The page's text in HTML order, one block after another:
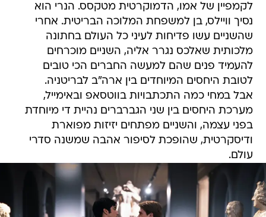
לקמפיין של אמו, הדמוקרטית מטקסס. הנרי הוא
נסיך וויילס, בן למשפחת המלוכה הבריטית. אחרי
שהשניים עשו פדיחות לעיני כל העולם בחתונה
מלכותית שאלכס נגרר אליה, השניים מוכרחים
להעמיד פנים שהם למעשה החברים הכי טובים
לטובת היחסים המיוחדים בין ארה"ב לבריטניה.
אבל במחי כמה התכתבויות בווטסאפ ובאימייל,
מערכת היחסים בין שני הגברברים נהיית די מיוחדת
בפני עצמה, והשניים מפתחים יזיזות מפוארת
ודיסקרטית, שהופכת לסיפור אהבה שמשנה סדרי
עולם.